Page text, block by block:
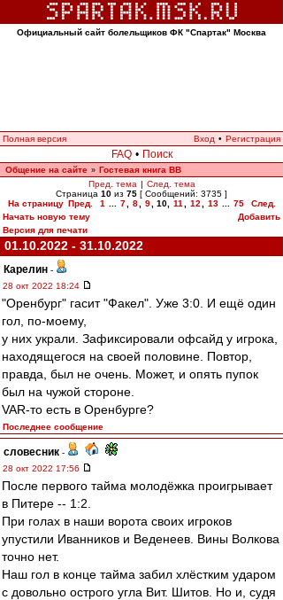
Официальный сайт болельщиков ФК "Спартак" Москва
Полная версия Вход • Регистрация
FAQ • Поиск
Общение на сайте » Гостевая книга ВВ
Пред. тема | След. тема
Страница 10 из 75 [ Сообщений: 3735 ]
На страницу Пред. 1 7 8 9 10, 11 12 13 75
След.
Начать новую тему
Добавить
Версия для печати
01.10.2022 - 31.10.2022
Карелин -
28 окт 2022 18:24
"Оренбург" гасит "Факел". Уже 3:0. И ещё один
гол, по-моему,
у них украли. Зафиксировали офсайд у игрока,
находящегося на своей половине. Повтор,
правда, был не очень. Может, и опять пупок
был на чужой стороне.
VAR-то есть в Оренбурге?
Последнее сообщение
словесник -
28 окт 2022 17:56
После первого тайма молодёжка проигрывает
в Питере -- 1:2.
При голах в наши ворота своих игроков
упустили Иванников и Веденеев. Вины Волкова
точно нет.
Наш гол в конце тайма забил хлёстким ударом
с довольно острого угла Вит. Шитов. Но и, судя